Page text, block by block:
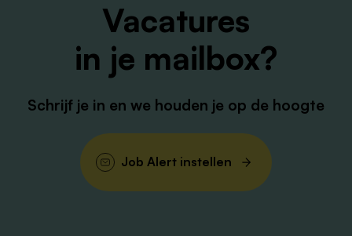
Vacatures
in je mailbox?
Schrijf je in en we houden je op de hoogte
Job Alert instellen